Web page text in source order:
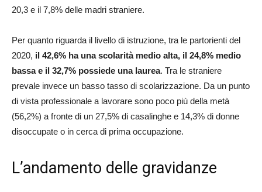
20,3 e il 7,8% delle madri straniere.
Per quanto riguarda il livello di istruzione, tra le partorienti del
2020, il 42,6% ha una scolarità medio alta, il 24,8% medio
bassa e il 32,7% possiede una laurea. Tra le straniere
prevale invece un basso tasso di scolarizzazione. Da un punto
di vista professionale a lavorare sono poco più della metà
(56,2%) a fronte di un 27,5% di casalinghe e 14,3% di donne
disoccupate o in cerca di prima occupazione.
L’andamento delle gravidanze